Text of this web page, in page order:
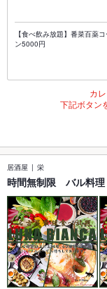
【食べ飲み放題】番菜百薬
ン5000円
カ
下記ボタン
居酒屋 栄
時間無制限 バル料